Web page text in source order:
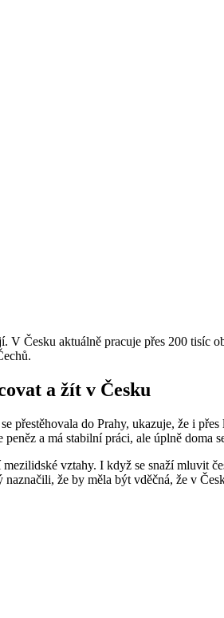
V Česku aktuálně pracuje přes 200 tisíc
a žít v Česku
přestěhovala do Prahy, ukazuje, že i
a má stabilní práci, ale úplně doma
vztahy. I když se snaží mluvit
že by měla být vděčná, že v